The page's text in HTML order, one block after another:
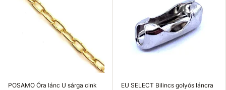
POSAMO Óra lánc U sárga cink
EU SELECT Bilincs golyós láncra